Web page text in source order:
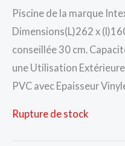
Piscine de la marque
Dimensions(L)262 x
conseillée 30 cm.
une Utilisation
PVC avec Epaisseur
Rupture de stock